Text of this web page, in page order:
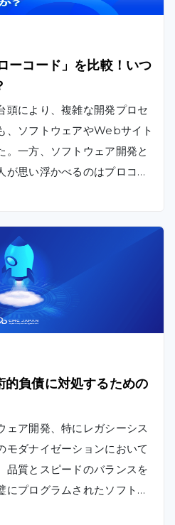
ーコード」を比較！いつ
頭により、複雑な開発プロセ
、ソフトウェアやWebサイト
。一方、ソフトウェア開発と
が思い浮かべるのはプロコー
伝統的なコードとも呼ばれ
負債に対処するための
ェア開発、特にレガシーシス
モダナイゼーションにおいて
品質とスピードのバランスを
プログラムされたソフトウ
上げの締め切りに間に合う